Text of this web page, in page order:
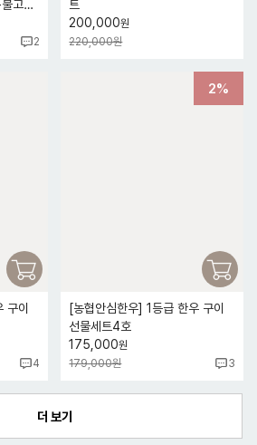
고기
2
트
200,000원
220,000원
구이
4
2%
[농협안심한우] 1등급 한우 구이
선물세트4호
175,000원
179,000원
3